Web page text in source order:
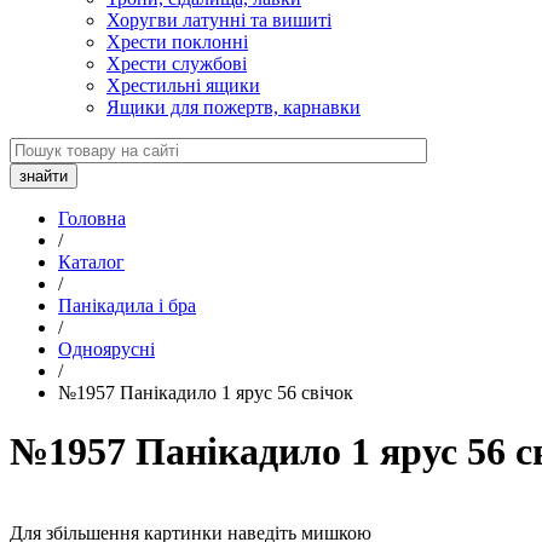
Хоругви латунні та вишиті
Хрести поклонні
Хрести службові
Хрестильні ящики
Ящики для пожертв, карнавки
Головна
/
Каталог
/
Панікадила і бра
/
Одноярусні
/
№1957 Панікадило 1 ярус 56 свічок
№1957 Панікадило 1 ярус 56
Для збільшення картинки наведіть мишкою